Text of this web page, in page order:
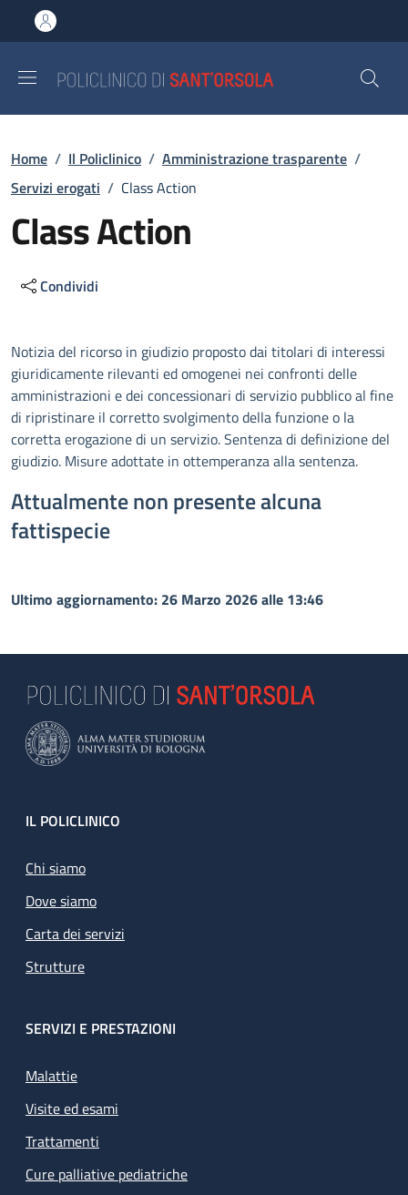
al contenuto principale
to footer content
Briciole di pane
Home / Il Policlinico / Amministrazione trasparente /
Servizi erogati / Class Action
Class Action
Condividi
Descrizione
Notizia del ricorso in giudizio proposto dai titolari di interessi
giuridicamente rilevanti ed omogenei nei confronti delle
amministrazioni e dei concessionari di servizio pubblico al fine
di ripristinare il corretto svolgimento della funzione o la
corretta erogazione di un servizio. Sentenza di definizione del
giudizio. Misure adottate in ottemperanza alla sentenza.
Attualmente non presente alcuna
fattispecie
Ultimo aggiornamento: 26 Marzo 2026 alle 13:46
Footer
IL POLICLINICO
Chi siamo
Dove siamo
Carta dei servizi
Strutture
SERVIZI E PRESTAZIONI
Malattie
Visite ed esami
Trattamenti
Cure palliative pediatriche